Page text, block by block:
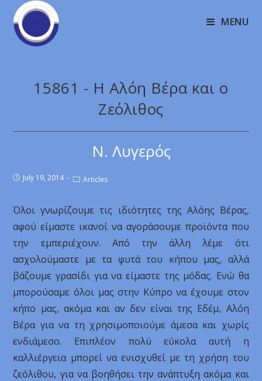
MENU
15861 - Η Αλόη Βέρα και ο
Ζεόλιθος
Ν. Λυγερός
July 19, 2014 Articles
Όλοι γνωρίζουμε τις ιδιότητες της Αλόης Βέρας,
αφού είμαστε ικανοί να αγοράσουμε προϊόντα που
την εμπεριέχουν. Από την άλλη λέμε ότι
ασχολούμαστε με τα φυτά του κήπου μας, αλλά
βάζουμε γρασίδι για να είμαστε της μόδας. Ενώ θα
μπορούσαμε όλοι μας στην Κύπρο να έχουμε στον
κήπο μας, ακόμα και αν δεν είναι της Εδέμ, Αλόη
Βέρα για να τη χρησιμοποιούμε άμεσα και χωρίς
ενδιάμεσο. Επιπλέον πολύ εύκολα αυτή η
καλλιέργεια μπορεί να ενισχυθεί με τη χρήση του
ζεόλιθου, για να βοηθήσει την ανάπτυξη ακόμα και